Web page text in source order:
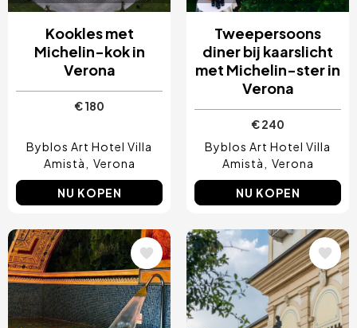
Kookles met
Michelin-kok in
Verona
€ 180
Byblos Art Hotel Villa
Amistà
Verona
NU KOPEN
Tweepersoons
diner bij kaarslicht
met Michelin-ster in
Verona
€ 240
Byblos Art Hotel Villa
Amistà
Verona
NU KOPEN
Afbeelding Afbeelding